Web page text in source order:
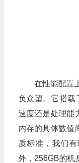
在性能配置
负众望。它搭载
速度还是处理能
内存的具体数值
质标准，我们
外，256GB的机